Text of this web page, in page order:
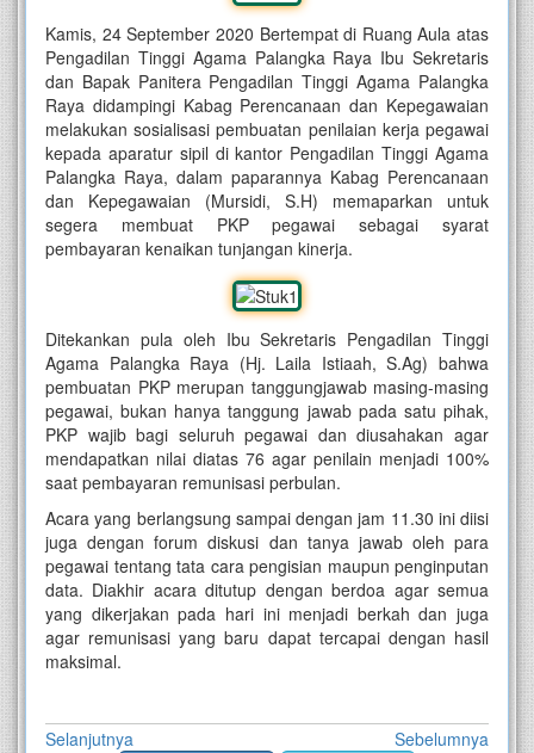
Kamis, 24 September 2020 Bertempat di Ruang Aula atas
Pengadilan Tinggi Agama Palangka Raya Ibu Sekretaris
dan Bapak Panitera Pengadilan Tinggi Agama Palangka
Raya didampingi Kabag Perencanaan dan Kepegawaian
melakukan sosialisasi pembuatan penilaian kerja pegawai
kepada aparatur sipil di kantor Pengadilan Tinggi Agama
Palangka Raya, dalam paparannya Kabag Perencanaan
dan Kepegawaian (Mursidi, S.H) memaparkan untuk
segera membuat PKP pegawai sebagai syarat
pembayaran kenaikan tunjangan kinerja.
Ditekankan pula oleh Ibu Sekretaris Pengadilan Tinggi
Agama Palangka Raya (Hj. Laila Istiaah, S.Ag) bahwa
pembuatan PKP merupan tanggungjawab masing-masing
pegawai, bukan hanya tanggung jawab pada satu pihak,
PKP wajib bagi seluruh pegawai dan diusahakan agar
mendapatkan nilai diatas 76 agar penilain menjadi 100%
saat pembayaran remunisasi perbulan.
Acara yang berlangsung sampai dengan jam 11.30 ini diisi
juga dengan forum diskusi dan tanya jawab oleh para
pegawai tentang tata cara pengisian maupun penginputan
data. Diakhir acara ditutup dengan berdoa agar semua
yang dikerjakan pada hari ini menjadi berkah dan juga
agar remunisasi yang baru dapat tercapai dengan hasil
maksimal.
Selanjutnya Sebelumnya